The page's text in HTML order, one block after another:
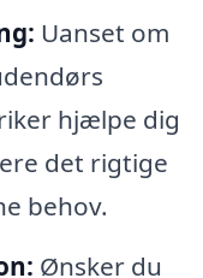
Uanset om
hjælpe dig
det rigtige
behov.
Ønsker du